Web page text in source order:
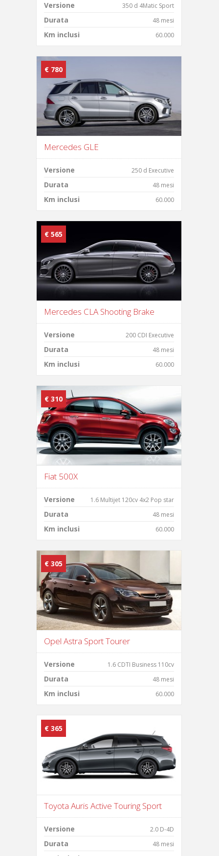
Versione 350 d 4Matic Sport
Durata 48 mesi
Km inclusi 60.000
€ 780
Mercedes GLE
Versione 250 d Executive
Durata 48 mesi
Km inclusi 60.000
€ 565
Mercedes CLA Shooting Brake
Versione 200 CDI Executive
Durata 48 mesi
Km inclusi 60.000
€ 310
Fiat 500X
Versione 1.6 Multijet 120cv 4x2 Pop star
Durata 48 mesi
Km inclusi 60.000
€ 305
Opel Astra Sport Tourer
Versione 1.6 CDTI Business 110cv
Durata 48 mesi
Km inclusi 60.000
€ 365
Toyota Auris Active Touring Sport
Versione 2.0 D-4D
Durata 48 mesi